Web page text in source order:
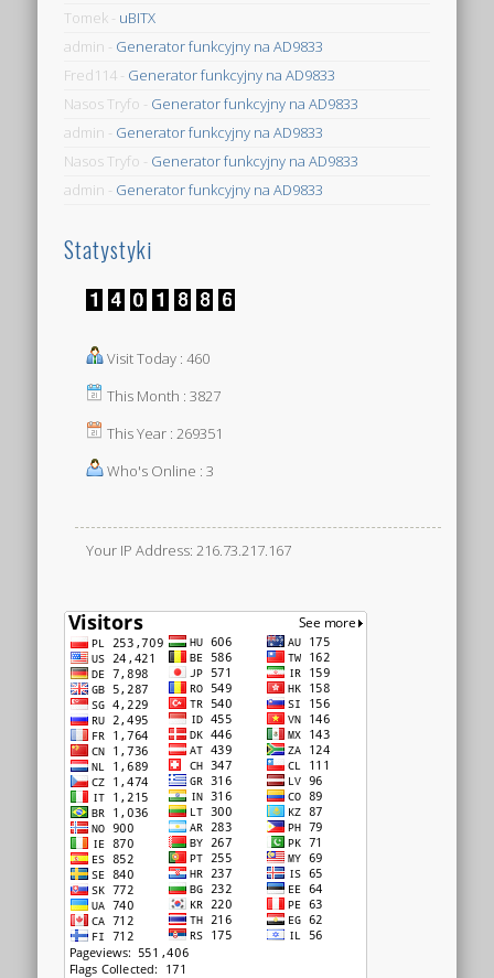
Tomek - uBITX
admin - Generator funkcyjny na AD9833
Fred114 - Generator funkcyjny na AD9833
Nasos Tryfo - Generator funkcyjny na AD9833
admin - Generator funkcyjny na AD9833
Nasos Tryfo - Generator funkcyjny na AD9833
admin - Generator funkcyjny na AD9833
Statystyki
Visit Today : 460
This Month : 3827
This Year : 269351
Who's Online : 3
Your IP Address: 216.73.217.167